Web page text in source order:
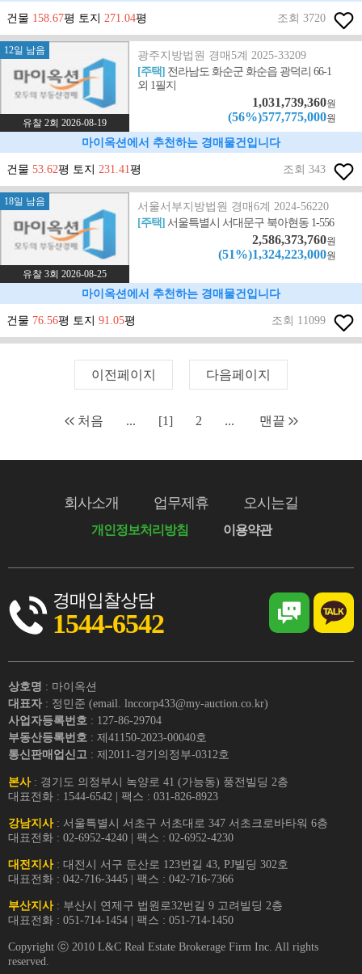
건물 158.67평 토지 271.04평 조회 3720
12일 남음
유찰 2회 2026-08-19
광주지방법원 경매5계 2025-33209
[주택] 전라남도 화순군 화순읍 광덕리 66-1
외 1필지
1,031,739,360원
(56%)577,775,000원
마이옥션에서 추천하는 경매물건입니다
건물 53.62평 토지 231.41평 조회 343
18일 남음
유찰 3회 2026-08-25
서울서부지방법원 경매6계 2024-56220
[주택]서울특별시 서대문구 북아현동 1-556
2,586,373,760원
(51%)1,324,223,000원
마이옥션에서 추천하는 경매물건입니다
건물 76.56평 토지 91.05평 조회 11099
이전페이지 다음페이지
처음 ... [1] 2 ... 맨끝
회사소개 업무제휴 오시는길
개인정보처리방침 이용약관
경매입찰상담
1544-6542
상호명 : 마이옥션
대표자 : 정민준 (email. lnccorp433@my-auction.co.kr)
사업자등록번호 : 127-86-29704
부동산등록번호 : 제41150-2023-00040호
통신판매업신고 : 제2011-경기의정부-0312호
본사: 경기도 의정부시 녹양로 41 (가능동) 풍전빌딩 2층
대표전화 : 1544-6542 | 팩스 : 031-826-8923
강남지사: 서울특별시 서초구 서초대로 347 서초크로바타워 6층
대표전화 : 02-6952-4240 | 팩스 : 02-6952-4230
대전지사: 대전시 서구 둔산로 123번길 43, PJ빌딩 302호
대표전화 : 042-716-3445 | 팩스 : 042-716-7366
부산지사: 부산시 연제구 법원로32번길 9 고려빌딩 2층
대표전화 : 051-714-1454 | 팩스 : 051-714-1450
Copyright ⓒ 2010 L&C Real Estate Brokerage Firm Inc. All rights
reserved.